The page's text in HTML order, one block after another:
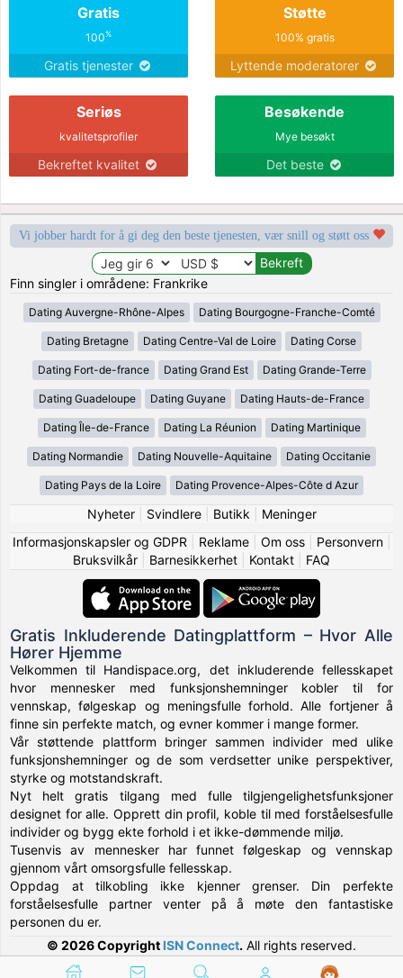
Gratis
100%
Gratis tjenester
Støtte
100% gratis
Lyttende moderatorer
Seriøs
kvalitetsprofiler
Bekreftet kvalitet
Besøkende
Mye besøkt
Det beste
Vi jobber hardt for å gi deg den beste tjenesten, vær snill og støtt oss
Finn singler i områdene: Frankrike
Dating Auvergne-Rhône-Alpes Dating Bourgogne-Franche-Comté
Dating Bretagne Dating Centre-Val de Loire Dating Corse
Dating Fort-de-france Dating Grand Est Dating Grande-Terre
Dating Guadeloupe Dating Guyane Dating Hauts-de-France
Dating Île-de-France Dating La Réunion Dating Martinique
Dating Normandie Dating Nouvelle-Aquitaine Dating Occitanie
Dating Pays de la Loire Dating Provence-Alpes-Côte d Azur
Nyheter| Svindlere| Butikk
Meninger
Informasjonskapsler og GDPR
Reklame| Om oss| Personvern|
Bruksvilkår
Barnesikkerhet Kontakt FAQ
Gratis Inkluderende Datingplattform – Hvor Alle
Hører Hjemme
Velkommen til Handispace.org, det inkluderende fellesskapet
hvor mennesker med funksjonshemninger kobler til for
vennskap, følgeskap og meningsfulle forhold. Alle fortjener å
finne sin perfekte match, og evner kommer i mange former.
Vår støttende plattform bringer sammen individer med ulike
funksjonshemninger og de som verdsetter unike perspektiver,
styrke og motstandskraft.
Nyt helt gratis tilgang med fulle tilgjengelighetsfunksjoner
designet for alle. Opprett din profil, koble til med forståelsesfulle
individer og bygg ekte forhold i et ikke-dømmende miljø.
Tusenvis av mennesker har funnet følgeskap og vennskap
gjennom vårt omsorgsfulle fellesskap.
Oppdag at tilkobling ikke kjenner grenser. Din perfekte
forståelsesfulle partner venter på å møte den fantastiske
personen du er.
© 2026 Copyright ISN Connect. All rights reserved.